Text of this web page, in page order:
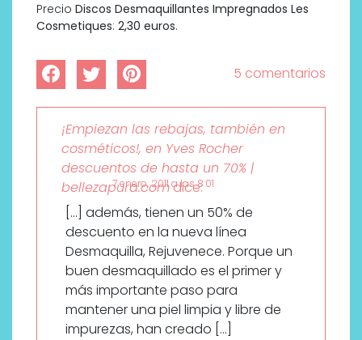
Precio Discos Desmaquillantes Impregnados Les
Cosmetiques: 2,30 euros.
5 comentarios
¡Empiezan las rebajas, también en
cosméticos!, en Yves Rocher
descuentos de hasta un 70% |
bellezapura.comdice:
7 enero, 2011 a las 8:01
[…] además, tienen un 50% de
descuento en la nueva línea
Desmaquilla, Rejuvenece. Porque un
buen desmaquillado es el primer y
más importante paso para
mantener una piel limpia y libre de
impurezas, han creado […]